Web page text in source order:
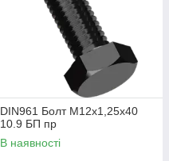
DIN961 Болт М12х1,25х40
10.9 БП пр
В наявності